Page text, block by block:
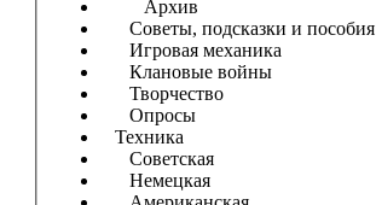
Архив
Советы, подсказки и пособия
Игровая механика
Клановые войны
Творчество
Опросы
Техника
Советская
Немецкая